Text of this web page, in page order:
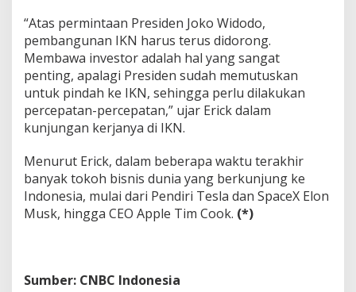
“Atas permintaan Presiden Joko Widodo,
pembangunan IKN harus terus didorong.
Membawa investor adalah hal yang sangat
penting, apalagi Presiden sudah memutuskan
untuk pindah ke IKN, sehingga perlu dilakukan
percepatan-percepatan,” ujar Erick dalam
kunjungan kerjanya di IKN.
Menurut Erick, dalam beberapa waktu terakhir
banyak tokoh bisnis dunia yang berkunjung ke
Indonesia, mulai dari Pendiri Tesla dan SpaceX Elon
Musk, hingga CEO Apple Tim Cook. (*)
Sumber: CNBC Indonesia